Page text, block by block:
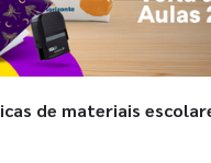
de materiais